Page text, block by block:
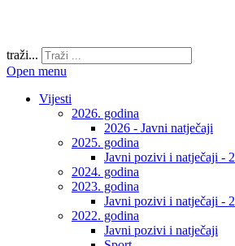
traži...
Open menu
Vijesti
2026. godina
2026 - Javni natječaji
2025. godina
Javni pozivi i natječaji -
2024. godina
2023. godina
Javni pozivi i natječaji -
2022. godina
Javni pozivi i natječaji